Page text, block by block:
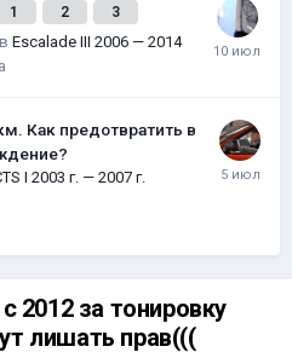
1 2 3
в Escalade III 2006 — 2014
Как предотвратить в
I 2003 г. — 2007 г.
2012 за тонировку
лишать прав(((